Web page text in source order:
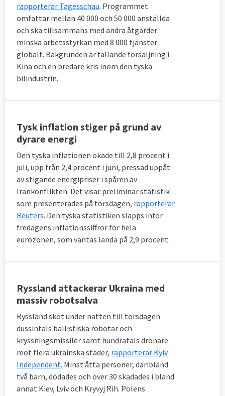
rapporterar Tagesschau. Programmet
omfattar mellan 40 000 och 50 000 anställda
och ska tillsammans med andra åtgärder
minska arbetsstyrkan med 8 000 tjänster
globalt. Bakgrunden är fallande försäljning i
Kina och en bredare kris inom den tyska
bilindustrin.
Tysk inflation stiger på grund av
dyrare energi
Den tyska inflationen ökade till 2,8 procent i
juli, upp från 2,4 procent i juni, pressad uppåt
av stigande energipriser i spåren av
Irankonflikten. Det visar preliminär statistik
som presenterades på torsdagen, rapporterar
Reuters. Den tyska statistiken släpps inför
fredagens inflationssiffror för hela
eurozonen, som väntas landa på 2,9 procent.
Ryssland attackerar Ukraina med
massiv robotsalva
Ryssland sköt under natten till torsdagen
dussintals ballistiska robotar och
kryssningsmissiler samt hundratals drönare
mot flera ukrainska städer, rapporterar Kyiv
Independent. Minst åtta personer, däribland
två barn, dödades och över 30 skadades i bland
annat Kiev, Lviv och Kryvyj Rih. Polens